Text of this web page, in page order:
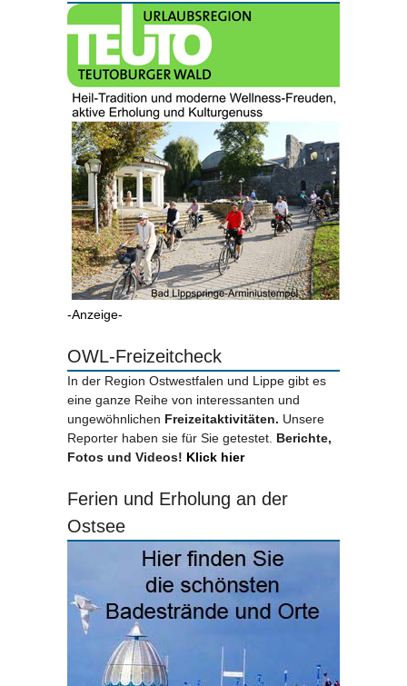
-Anzeige-
OWL-Freizeitcheck
In der Region Ostwestfalen und Lippe gibt es
eine ganze Reihe von interessanten und
ungewöhnlichen Freizeitaktivitäten. Unsere
Reporter haben sie für Sie getestet. Berichte,
Fotos und Videos! Klick hier
Ferien und Erholung an der
Ostsee